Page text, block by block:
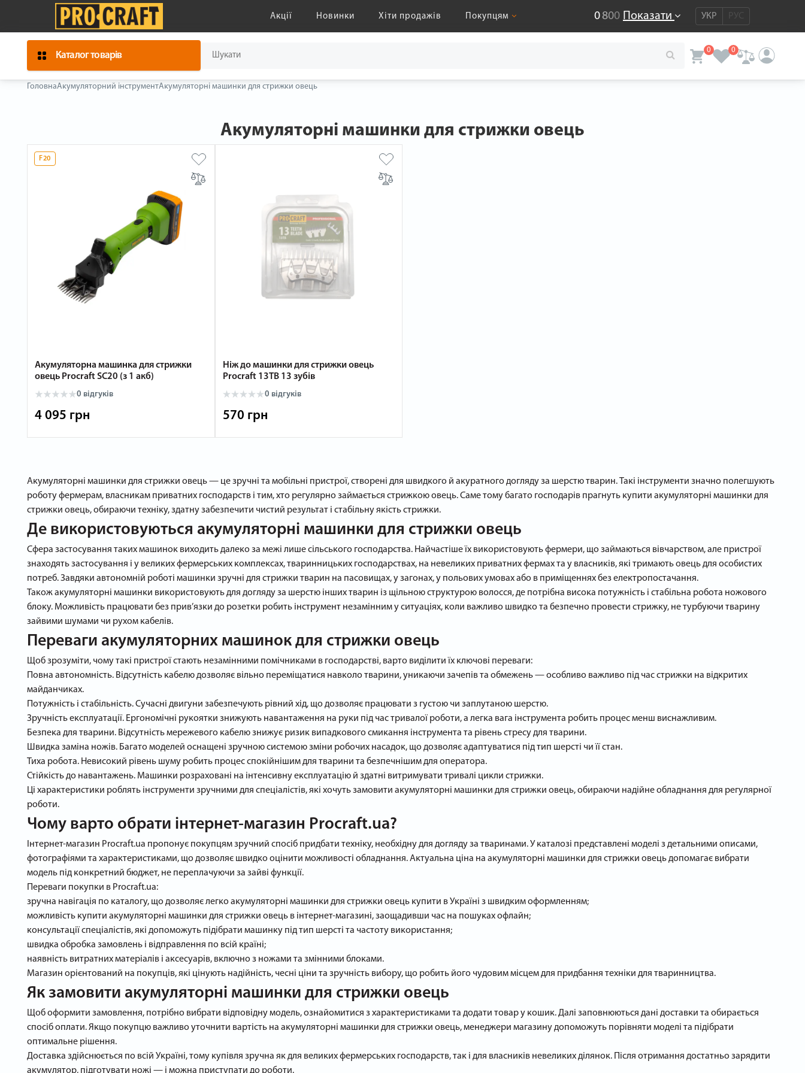
Акції Новинки Хіти продажів Покупцям 0800 Показати УКР РУС
Каталог товарів
0 0
ГоловнаАкумуляторний інструментАкумуляторні машинки для стрижки овець
Акумуляторні машинки для стрижки овець
F20
Акумуляторна машинка для стрижки
овець Procraft SC20 (з 1 акб)
0 відгуків
4 095 грн
Ніж до машинки для стрижки овець
Procraft 13TB 13 зубів
0 відгуків
570 грн
Акумуляторні машинки для стрижки овець — це зручні та мобільні пристрої, створені для швидкого й акуратного догляду за шерстю тварин. Такі інструменти значно полегшують
роботу фермерам, власникам приватних господарств і тим, хто регулярно займається стрижкою овець. Саме тому багато господарів прагнуть купити акумуляторні машинки для
стрижки овець, обираючи техніку, здатну забезпечити чистий результат і стабільну якість стрижки.
Де використовуються акумуляторні машинки для стрижки овець
Сфера застосування таких машинок виходить далеко за межі лише сільського господарства. Найчастіше їх використовують фермери, що займаються вівчарством, але пристрої
знаходять застосування і у великих фермерських комплексах, тваринницьких господарствах, на невеликих приватних фермах та у власників, які тримають овець для особистих
потреб. Завдяки автономній роботі машинки зручні для стрижки тварин на пасовищах, у загонах, у польових умовах або в приміщеннях без електропостачання.
Також акумуляторні машинки використовують для догляду за шерстю інших тварин із щільною структурою волосся, де потрібна висока потужність і стабільна робота ножового
блоку. Можливість працювати без прив’язки до розетки робить інструмент незамінним у ситуаціях, коли важливо швидко та безпечно провести стрижку, не турбуючи тварину
зайвими шумами чи рухом кабелів.
Переваги акумуляторних машинок для стрижки овець
Щоб зрозуміти, чому такі пристрої стають незамінними помічниками в господарстві, варто виділити їх ключові переваги:
Повна автономність. Відсутність кабелю дозволяє вільно переміщатися навколо тварини, уникаючи зачепів та обмежень — особливо важливо під час стрижки на відкритих
майданчиках.
Потужність і стабільність. Сучасні двигуни забезпечують рівний хід, що дозволяє працювати з густою чи заплутаною шерстю.
Зручність експлуатації. Ергономічні рукоятки знижують навантаження на руки під час тривалої роботи, а легка вага інструмента робить процес менш виснажливим.
Безпека для тварини. Відсутність мережевого кабелю знижує ризик випадкового смикання інструмента та рівень стресу для тварини.
Швидка заміна ножів. Багато моделей оснащені зручною системою зміни робочих насадок, що дозволяє адаптуватися під тип шерсті чи її стан.
Тиха робота. Невисокий рівень шуму робить процес спокійнішим для тварини та безпечнішим для оператора.
Стійкість до навантажень. Машинки розраховані на інтенсивну експлуатацію й здатні витримувати тривалі цикли стрижки.
Ці характеристики роблять інструменти зручними для спеціалістів, які хочуть замовити акумуляторні машинки для стрижки овець, обираючи надійне обладнання для регулярної
роботи.
Чому варто обрати інтернет-магазин Procraft.ua?
Інтернет-магазин Procraft.ua пропонує покупцям зручний спосіб придбати техніку, необхідну для догляду за тваринами. У каталозі представлені моделі з детальними описами,
фотографіями та характеристиками, що дозволяє швидко оцінити можливості обладнання. Актуальна ціна на акумуляторні машинки для стрижки овець допомагає вибрати
модель під конкретний бюджет, не переплачуючи за зайві функції.
Переваги покупки в Procraft.ua:
зручна навігація по каталогу, що дозволяє легко акумуляторні машинки для стрижки овець купити в Україні з швидким оформленням;
можливість купити акумуляторні машинки для стрижки овець в інтернет-магазині, заощадивши час на пошуках офлайн;
консультації спеціалістів, які допоможуть підібрати машинку під тип шерсті та частоту використання;
швидка обробка замовлень і відправлення по всій країні;
наявність витратних матеріалів і аксесуарів, включно з ножами та змінними блоками.
Магазин орієнтований на покупців, які цінують надійність, чесні ціни та зручність вибору, що робить його чудовим місцем для придбання техніки для тваринництва.
Як замовити акумуляторні машинки для стрижки овець
Щоб оформити замовлення, потрібно вибрати відповідну модель, ознайомитися з характеристиками та додати товар у кошик. Далі заповнюються дані доставки та обирається
спосіб оплати. Якщо покупцю важливо уточнити вартість на акумуляторні машинки для стрижки овець, менеджери магазину допоможуть порівняти моделі та підібрати
оптимальне рішення.
Доставка здійснюється по всій Україні, тому купівля зручна як для великих фермерських господарств, так і для власників невеликих ділянок. Після отримання достатньо зарядити
акумулятор, підготувати ножі — і можна приступати до роботи.